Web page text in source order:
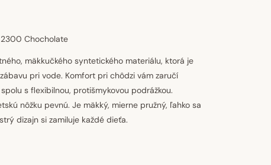
2300 Chocholate
mäkkučkého syntetického materiálu, ktorá je
pri vode. Komfort pri chôdzi vám zaručí
s flexibilnou, protišmykovou podrážkou.
nôžku pevnú. Je mäkký, mierne pružný, ľahko sa
dizajn si zamiluje každé dieťa.